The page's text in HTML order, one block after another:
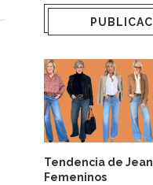
Tendencia de
Femeninos